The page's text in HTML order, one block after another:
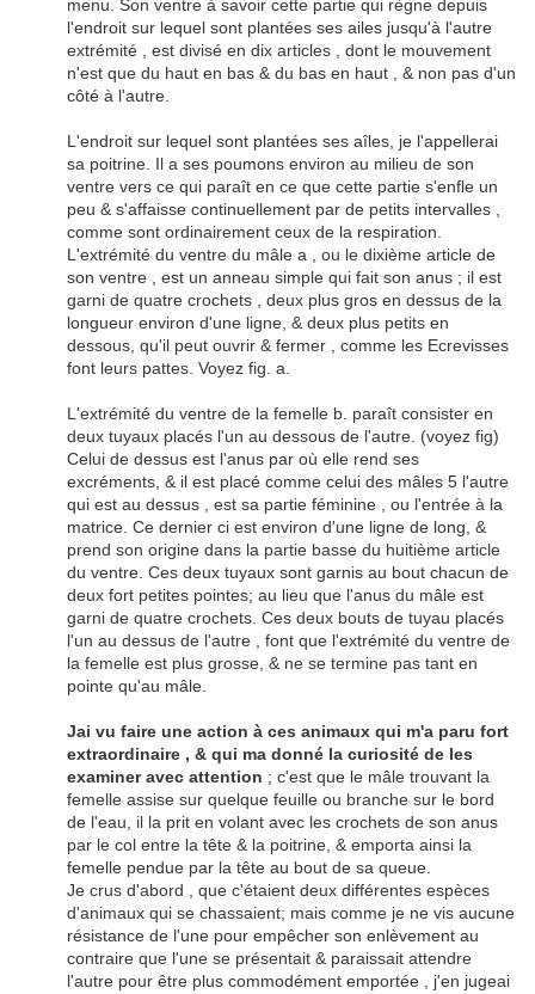
menu. Son ventre à savoir cette partie qui règne depuis
l'endroit sur lequel sont plantées ses ailes jusqu'à l'autre
extrémité , est divisé en dix articles , dont le mouvement
n'est que du haut en bas & du bas en haut , & non pas d'un
côté à l'autre.
L'endroit sur lequel sont plantées ses aîles, je l'appellerai
sa poitrine. Il a ses poumons environ au milieu de son
ventre vers ce qui paraît en ce que cette partie s'enfle un
peu & s'affaisse continuellement par de petits intervalles ,
comme sont ordinairement ceux de la respiration.
L'extrémité du ventre du mâle a , ou le dixième article de
son ventre , est un anneau simple qui fait son anus ; il est
garni de quatre crochets , deux plus gros en dessus de la
longueur environ d'une ligne, & deux plus petits en
dessous, qu'il peut ouvrir & fermer , comme les Ecrevisses
font leurs pattes. Voyez fig. a.
L'extrémité du ventre de la femelle b. paraît consister en
deux tuyaux placés l'un au dessous de l'autre. (voyez fig)
Celui de dessus est l'anus par où elle rend ses
excréments, & il est placé comme celui des mâles 5 l'autre
qui est au dessus , est sa partie féminine , ou l'entrée à la
matrice. Ce dernier ci est environ d'une ligne de long, &
prend son origine dans la partie basse du huitième article
du ventre. Ces deux tuyaux sont garnis au bout chacun de
deux fort petites pointes; au lieu que l'anus du mâle est
garni de quatre crochets. Ces deux bouts de tuyau placés
l'un au dessus de l'autre , font que l'extrémité du ventre de
la femelle est plus grosse, & ne se termine pas tant en
pointe qu'au mâle.
Jai vu faire une action à ces animaux qui m'a paru fort
extraordinaire , & qui ma donné la curiosité de les
examiner avec attention ; c'est que le mâle trouvant la
femelle assise sur quelque feuille ou branche sur le bord
de l'eau, il la prit en volant avec les crochets de son anus
par le col entre la tête & la poitrine, & emporta ainsi la
femelle pendue par la tête au bout de sa queue.
Je crus d'abord , que c'étaient deux différentes espèces
d'animaux qui se chassaient; mais comme je ne vis aucune
résistance de l'une pour empêcher son enlèvement au
contraire que l'une se présentait & paraissait attendre
l'autre pour être plus commodément emportée , j'en jugeai